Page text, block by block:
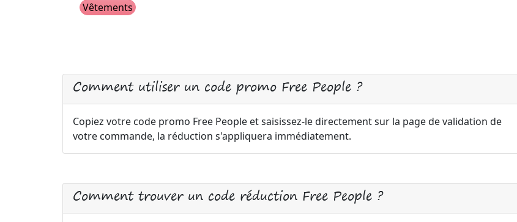
Vêtements
Comment utiliser un code promo Free People ?
Copiez votre code promo Free People et saisissez-le directement sur la page de validation de
votre commande, la réduction s'appliquera immédiatement.
Comment trouver un code réduction Free People ?